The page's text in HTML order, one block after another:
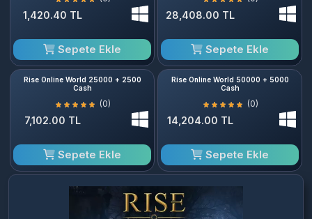
1,420.40 TL
Sepete Ekle
28,408.00 TL
Sepete Ekle
Rise Online World 25000 + 2500
Cash
(0)
7,102.00 TL
Sepete Ekle
Rise Online World 50000 + 5000
Cash
(0)
14,204.00 TL
Sepete Ekle